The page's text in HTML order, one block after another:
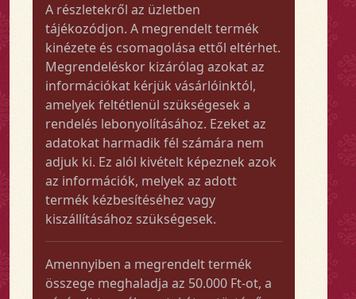
A részletekről az üzletben
tájékozódjon. A megrendelt termék
kinézete és csomagolása ettől eltérhet.
Megrendeléskor kizárólag azokat az
információkat kérjük vásárlóinktól,
amelyek feltétlenül szükségesek a
rendelés lebonyolításához. Ezeket az
adatokat harmadik fél számára nem
adjuk ki. Ez alól kivételt képeznek azok
az információk, melyek az adott
termék kézbesítéséhez vagy
kiszállításához szükségesek.
Amennyiben a megrendelt termék
összege meghaladja az 50.000 Ft-ot, a